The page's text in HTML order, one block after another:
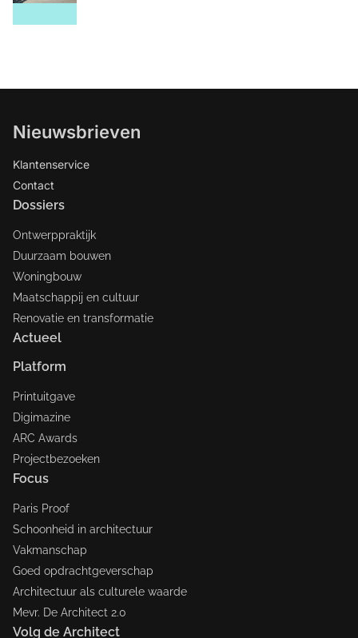
Nieuwsbrieven
Klantenservice
Contact
Dossiers
Ontwerppraktijk
Duurzaam bouwen
Woningbouw
Maatschappij en cultuur
Renovatie en transformatie
Actueel
Platform
Printuitgave
Digimazine
ARC Awards
Projectbezoeken
Focus
Paris Proof
Schoonheid in architectuur
Vakmanschap
Goed opdrachtgeverschap
Architectuur als culturele waarde
Mevr. De Architect 2.0
Volg de Architect